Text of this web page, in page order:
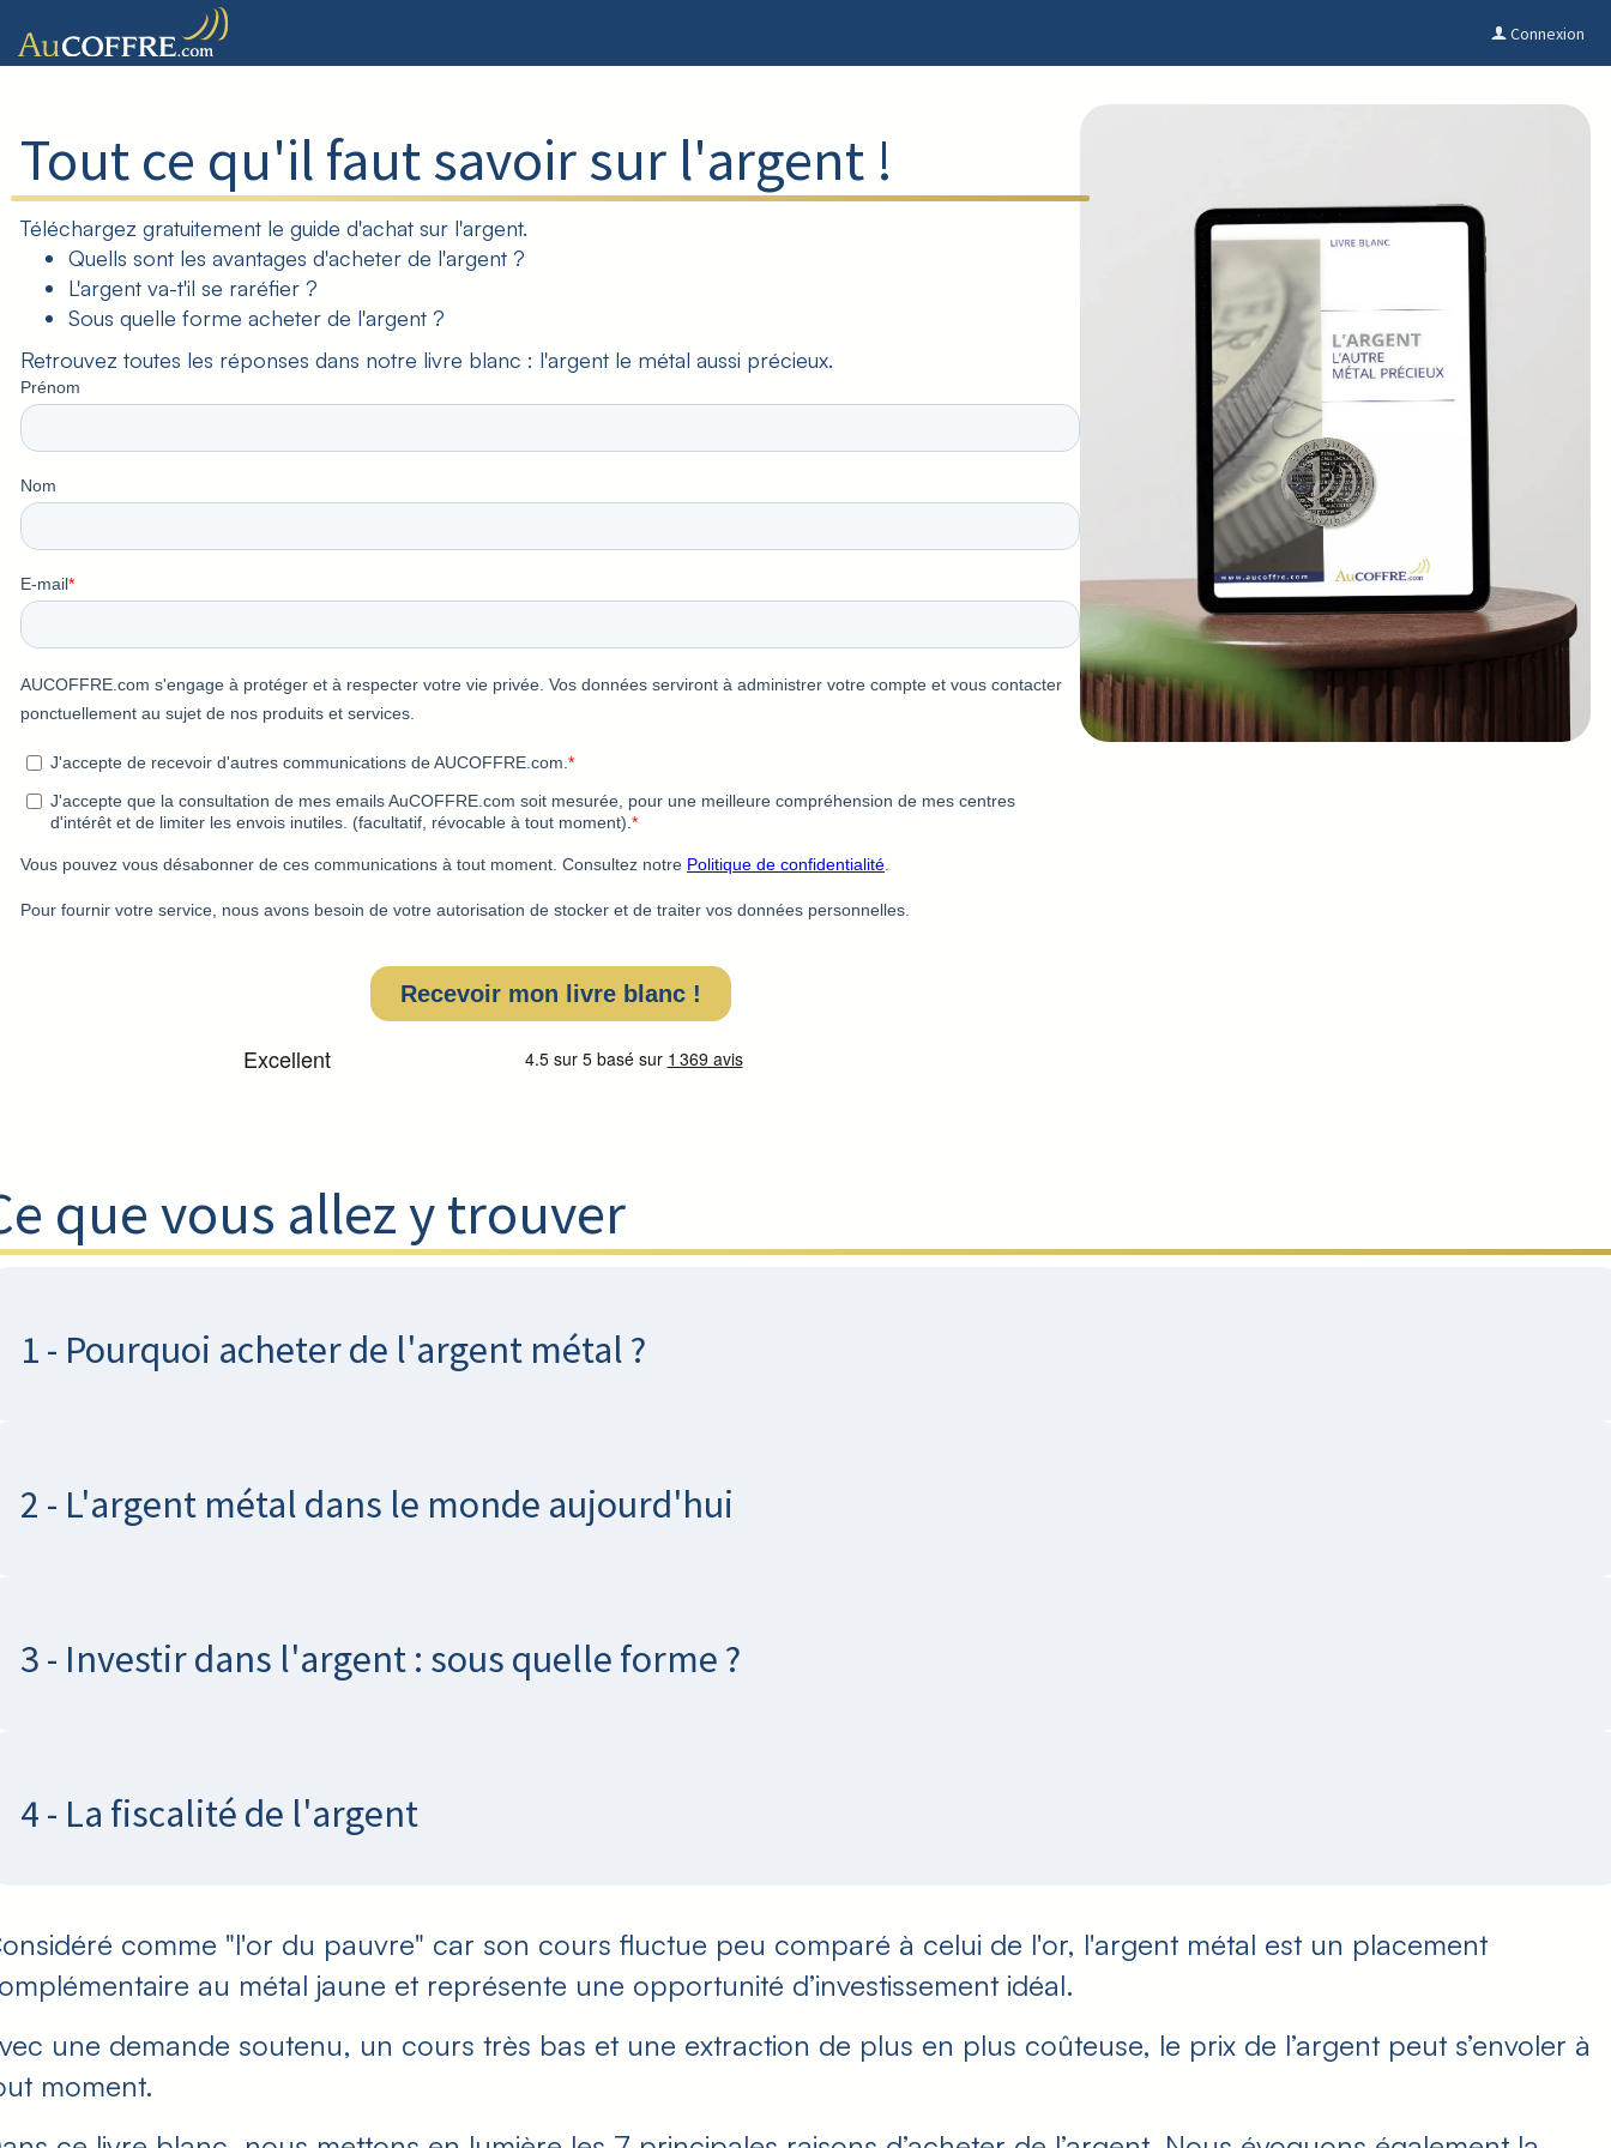
Connexion
Tout ce qu'il faut savoir sur l'argent !
Téléchargez gratuitement le guide d'achat sur l'argent.
Quells sont les avantages d'acheter de l'argent ?
L'argent va-t'il se raréfier ?
Sous quelle forme acheter de l'argent ?
Retrouvez toutes les réponses dans notre livre blanc : l'argent le métal aussi précieux.
que vous allez y trouver
1 - Pourquoi acheter de l'argent métal ?
2 - L'argent métal dans le monde aujourd'hui
3 - Investir dans l'argent : sous quelle forme ?
4 - La fiscalité de l'argent
comme "l'or du pauvre" car son cours fluctue peu comparé à celui de l'or, l'argent métal est un placement
au métal jaune et représente une opportunité d’investissement idéal.
une demande soutenu, un cours très bas et une extraction de plus en plus coûteuse, le prix de l’argent peut s’envoler à
moment.